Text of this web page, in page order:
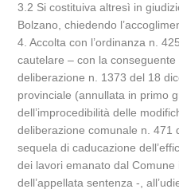
3.2 Si costituiva altresì in
Bolzano, chiedendo
4. Accolta con l’ordinanza n.
cautelare – con la conseguente
deliberazione n. 1373 del 18
provinciale (annullata in primo
dell’improcedibilità delle
deliberazione comunale n. 471
sequela di caducazione
dei lavori emanato dal
dell’appellata sentenza -,